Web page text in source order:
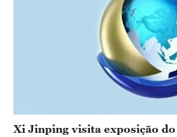
Xi Jinping visita exposição